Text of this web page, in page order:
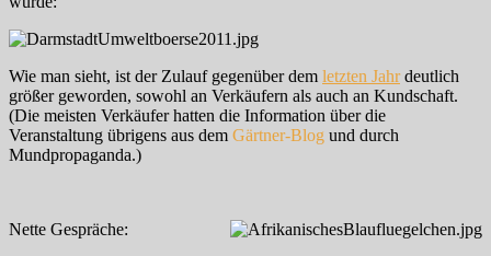
Wie man sieht, ist der Zulauf gegenüber dem letzten Jahrdeutlich
größer geworden, sowohl an Verkäufern als auch an Kundschaft.
(Die meisten Verkäufer hatten die Information über die
Veranstaltung übrigens aus dem Gärtner-Blog und durch
Mundpropaganda.)
Nette Gespräche: